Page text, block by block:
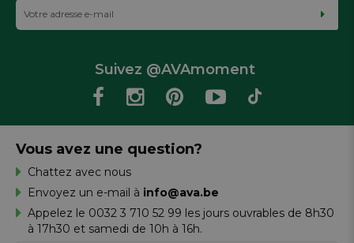
Suivez @AVAmoment
Vous avez une question?
Chattez avec nous
Envoyez un e-mail à info@ava.be
Appelez le 0032 3 710 52 99 les jours ouvrables de 8h30
à 17h30 et samedi de 10h à 16h.